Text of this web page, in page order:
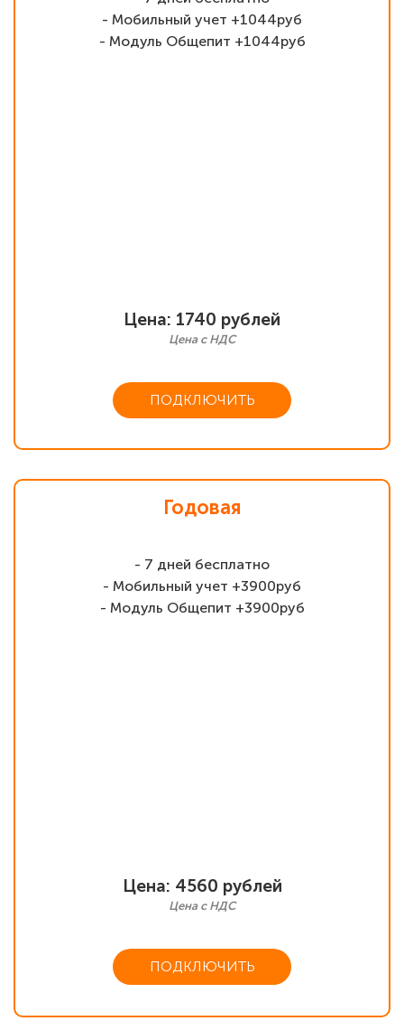
- Мобильный учет +1044руб
- Модуль Общепит +1044руб
Цена: 1740 рублей
Цена с НДС
ПОДКЛЮЧИТЬ
Годовая
- 7 дней бесплатно
- Мобильный учет +3900руб
- Модуль Общепит +3900руб
Цена: 4560 рублей
Цена с НДС
ПОДКЛЮЧИТЬ